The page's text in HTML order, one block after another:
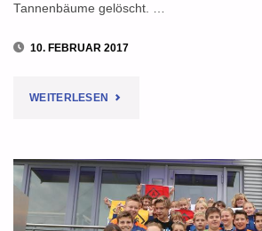
Tannenbäume gelöscht. …
10. FEBRUAR 2017
WEITERLESEN "FEUER
FLAMME:
JUGENDFEUERWEHR